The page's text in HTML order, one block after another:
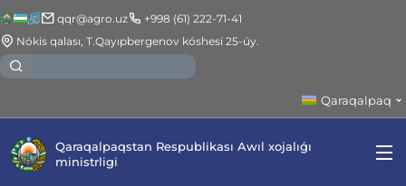
qqr@agro.uz
+998 (61) 222-71-41
Nókis qalası, T.Qayıpbergenov kóshesi 25-úy.
Qaraqalpaq
Qaraqalpaqstan Respublikası Awıl xojalıǵı
ministrligi